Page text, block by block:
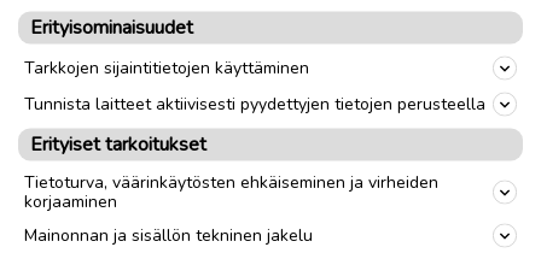
Lue myös
Erityisominaisuudet
Tarkkojen sijaintitietojen käyttäminen
Tunnista laitteet aktiivisesti pyydettyjen tietojen perusteella
Erityiset tarkoitukset
Tietoturva, väärinkäytösten ehkäiseminen ja virheiden
korjaaminen
Mainonnan ja sisällön tekninen jakelu